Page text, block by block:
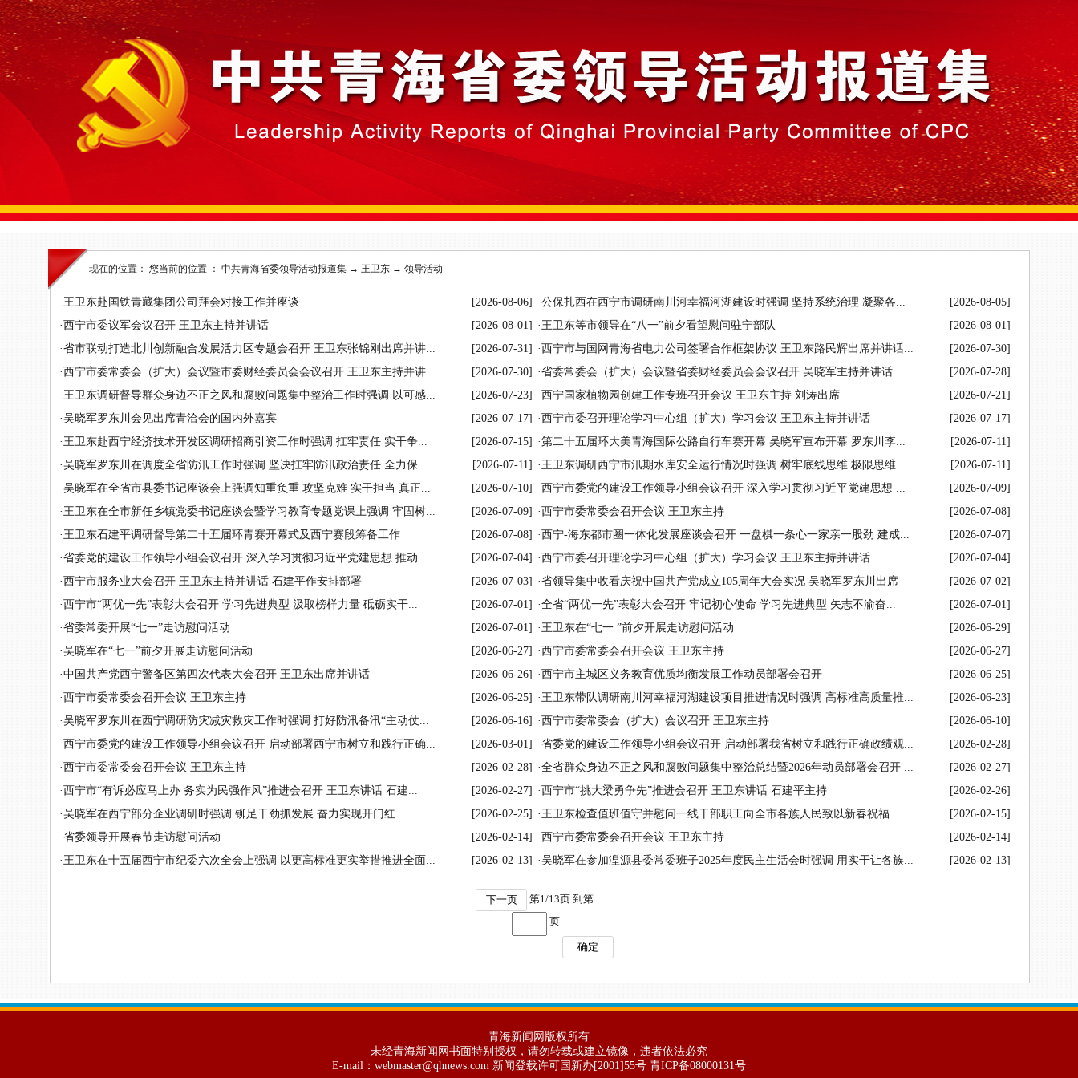
现在的位置： 您当前的位置 ： 中共青海省委领导活动报道集 → 王卫东 → 领导活动
·王卫东赴国铁青藏集团公司拜会对接工作并座谈 [2026-08-06] ·公保扎西在西宁市调研南川河幸福河湖建设时强调 坚持系统治理 凝聚各...
[2026-08-05]
·西宁市委议军会议召开 王卫东主持并讲话 [2026-08-01] ·王卫东等市领导在“八一”前夕看望慰问驻宁部队
[2026-08-01]
·省市联动打造北川创新融合发展活力区专题会召开 王卫东张锦刚出席并讲... [2026-07-31] ·西宁市与国网青海省电力公司签署合作框架协议 王卫东路民辉出席并讲话...
[2026-07-30]
·西宁市委常委会（扩大）会议暨市委财经委员会会议召开 王卫东主持并讲... [2026-07-30] ·省委常委会（扩大）会议暨省委财经委员会会议召开 吴晓军主持并讲话 ...
[2026-07-28]
·王卫东调研督导群众身边不正之风和腐败问题集中整治工作时强调 以可感... [2026-07-23] ·西宁国家植物园创建工作专班召开会议 王卫东主持 刘涛出席
[2026-07-21]
·吴晓军罗东川会见出席青洽会的国内外嘉宾 [2026-07-17] ·西宁市委召开理论学习中心组（扩大）学习会议 王卫东主持并讲话
[2026-07-17]
·王卫东赴西宁经济技术开发区调研招商引资工作时强调 扛牢责任 实干争... [2026-07-15] ·第二十五届环大美青海国际公路自行车赛开幕 吴晓军宣布开幕 罗东川李...
[2026-07-11]
·吴晓军罗东川在调度全省防汛工作时强调 坚决扛牢防汛政治责任 全力保... [2026-07-11] ·王卫东调研西宁市汛期水库安全运行情况时强调 树牢底线思维 极限思维 ...
[2026-07-11]
·吴晓军在全省市县委书记座谈会上强调知重负重 攻坚克难 实干担当 真正... [2026-07-10] ·西宁市委党的建设工作领导小组会议召开 深入学习贯彻习近平党建思想 ...
[2026-07-09]
·王卫东在全市新任乡镇党委书记座谈会暨学习教育专题党课上强调 牢固树... [2026-07-09] ·西宁市委常委会召开会议 王卫东主持
[2026-07-08]
·王卫东石建平调研督导第二十五届环青赛开幕式及西宁赛段筹备工作 [2026-07-08] ·西宁-海东都市圈一体化发展座谈会召开 一盘棋一条心一家亲一股劲 建成...
[2026-07-07]
·省委党的建设工作领导小组会议召开 深入学习贯彻习近平党建思想 推动... [2026-07-04] ·西宁市委召开理论学习中心组（扩大）学习会议 王卫东主持并讲话
[2026-07-04]
·西宁市服务业大会召开 王卫东主持并讲话 石建平作安排部署 [2026-07-03] ·省领导集中收看庆祝中国共产党成立105周年大会实况 吴晓军罗东川出席
[2026-07-02]
·西宁市“两优一先”表彰大会召开 学习先进典型 汲取榜样力量 砥砺实干... [2026-07-01] ·全省“两优一先”表彰大会召开 牢记初心使命 学习先进典型 矢志不渝奋...
[2026-07-01]
·省委常委开展“七一”走访慰问活动 [2026-07-01] ·王卫东在“七一 ”前夕开展走访慰问活动
[2026-06-29]
·吴晓军在“七一”前夕开展走访慰问活动 [2026-06-27] ·西宁市委常委会召开会议 王卫东主持
[2026-06-27]
·中国共产党西宁警备区第四次代表大会召开 王卫东出席并讲话 [2026-06-26] ·西宁市主城区义务教育优质均衡发展工作动员部署会召开
[2026-06-25]
·西宁市委常委会召开会议 王卫东主持 [2026-06-25] ·王卫东带队调研南川河幸福河湖建设项目推进情况时强调 高标准高质量推...
[2026-06-23]
·吴晓军罗东川在西宁调研防灾减灾救灾工作时强调 打好防汛备汛“主动仗... [2026-06-16] ·西宁市委常委会（扩大）会议召开 王卫东主持
[2026-06-10]
·西宁市委党的建设工作领导小组会议召开 启动部署西宁市树立和践行正确... [2026-03-01] ·省委党的建设工作领导小组会议召开 启动部署我省树立和践行正确政绩观...
[2026-02-28]
·西宁市委常委会召开会议 王卫东主持 [2026-02-28] ·全省群众身边不正之风和腐败问题集中整治总结暨2026年动员部署会召开 ...
[2026-02-27]
·西宁市“有诉必应马上办 务实为民强作风”推进会召开 王卫东讲话 石建... [2026-02-27] ·西宁市“挑大梁勇争先”推进会召开 王卫东讲话 石建平主持
[2026-02-26]
·吴晓军在西宁部分企业调研时强调 铆足干劲抓发展 奋力实现开门红 [2026-02-25] ·王卫东检查值班值守并慰问一线干部职工向全市各族人民致以新春祝福
[2026-02-15]
·省委领导开展春节走访慰问活动 [2026-02-14] ·西宁市委常委会召开会议 王卫东主持
[2026-02-14]
·王卫东在十五届西宁市纪委六次全会上强调 以更高标准更实举措推进全面... [2026-02-13] ·吴晓军在参加湟源县委常委班子2025年度民主生活会时强调 用实干让各族... [2026-02-13]
下一页 第1/13页 到第
页
确定
青海新闻网版权所有
未经青海新闻网书面特别授权，请勿转载或建立镜像，违者依法必究
E-mail：webmaster@qhnews.com 新闻登载许可国新办[2001]55号 青ICP备08000131号